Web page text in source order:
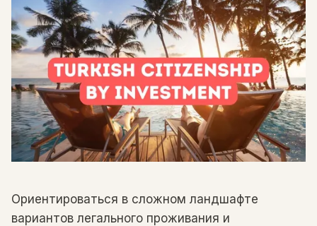
Ориентироваться в сложном ландшафте
вариантов легального проживания и